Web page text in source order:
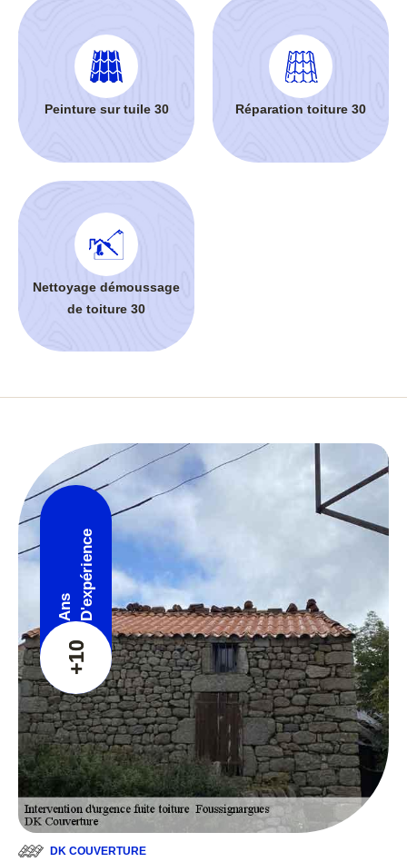
Peinture sur tuile 30 Réparation toiture 30
Nettoyage démoussage
de toiture 30
+10
Ans D'expérience
DK COUVERTURE